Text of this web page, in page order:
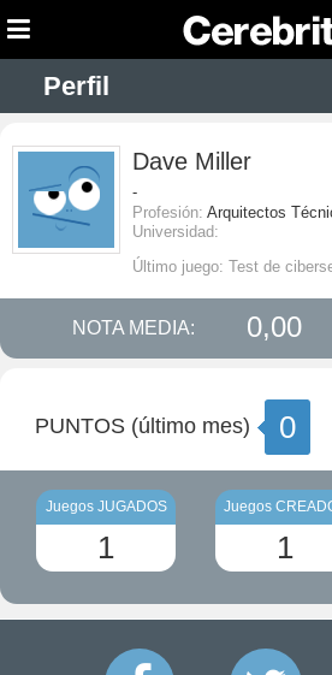
Perfil
Dave Miller
-
Profesión: Arquitectos
Universidad:
Último juego: Test de
NOTA MEDIA: 0,00
PUNTOS (último mes) 0
Juegos JUGADOS
1
Juegos
1